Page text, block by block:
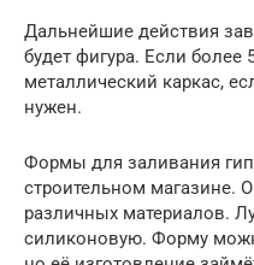
Дальнейшие действия
будет фигура. Если более
металлический каркас,
нужен.
Формы для заливания
строительном магазине.
различных материалов.
силиконовую. Форму